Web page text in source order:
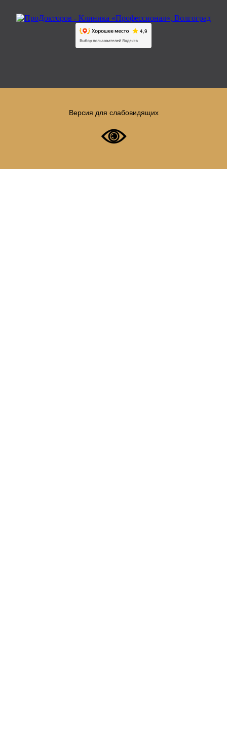
Версия для слабовидящих